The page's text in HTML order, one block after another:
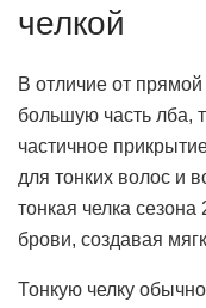
челкой
В отличие от прямой
большую часть лба,
частичное
для тонких волос и
тонкая челка
брови, создавая
Тонкую челку